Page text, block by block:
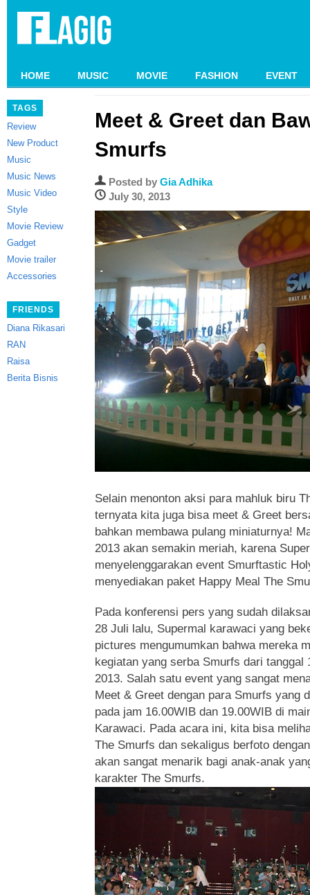
HOME MUSIC MOVIE FASHION EVENT
TAGS
Review
New Product
Music
Music News
Music Video
Style
Movie Review
Gadget
Movie trailer
Accessories
FRIENDS
Diana Rikasari
RAN
Raisa
Berita Bisnis
Meet & Greet dan
Smurfs
Posted by Gia Adhika
July 30, 2013
Selain menonton aksi para mahluk biru
ternyata kita juga bisa meet & Greet
bahkan membawa pulang miniaturnya!
2013 akan semakin meriah, karena
menyelenggarakan event Smurftastic
menyediakan paket Happy Meal The
Pada konferensi pers yang sudah
28 Juli lalu, Supermal karawaci yang
pictures mengumumkan bahwa mereka
kegiatan yang serba Smurfs dari tanggal
2013. Salah satu event yang sangat
Meet & Greet dengan para Smurfs yang
pada jam 16.00WIB dan 19.00WIB di
Karawaci. Pada acara ini, kita bisa
The Smurfs dan sekaligus berfoto
akan sangat menarik bagi anak-anak
karakter The Smurfs.